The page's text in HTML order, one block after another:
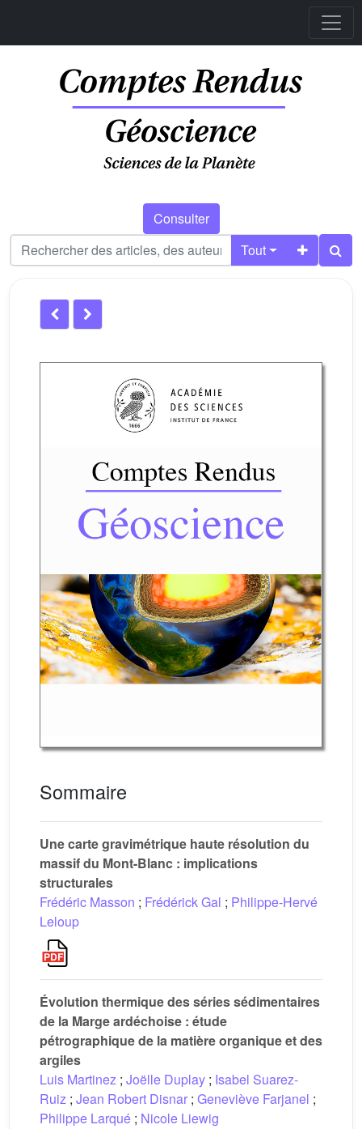
Consulter
Tout
Sommaire
Une carte gravimétrique haute résolution du
massif du Mont-Blanc : implications
structurales
Frédéric Masson ; Frédérick Gal ; Philippe-Hervé
Leloup
Évolution thermique des séries sédimentaires
de la Marge ardéchoise : étude
pétrographique de la matière organique et des
argiles
Luis Martinez ; Joëlle Duplay ; Isabel Suarez-
Ruiz ; Jean Robert Disnar ; Geneviève Farjanel ;
Philippe Larqué ; Nicole Liewig